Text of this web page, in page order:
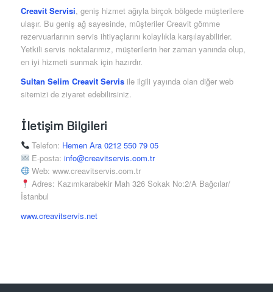
Creavit Servisi, geniş hizmet ağıyla birçok bölgede müşterilere
ulaşır. Bu geniş ağ sayesinde, müşteriler Creavit gömme
rezervuarlarının servis ihtiyaçlarını kolaylıkla karşılayabilirler.
Yetkili servis noktalarımız, müşterilerin her zaman yanında olup,
en iyi hizmeti sunmak için hazırdır.
Sultan Selim Creavit Servisile ilgili yayında olan diğer web
sitemizi de ziyaret edebilirsiniz.
İletişim Bilgileri
Telefon: Hemen Ara 0212 550 79 05
E-posta:info@creavitservis.com.tr
Web: www.creavitservis.com.tr
Adres: Kazımkarabekir Mah 326 Sokak No:2/A Bağcılar/
İstanbul
www.creavitservis.net